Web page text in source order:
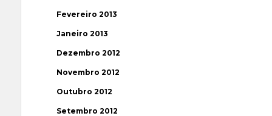
Fevereiro 2013
Janeiro 2013
Dezembro 2012
Novembro 2012
Outubro 2012
Setembro 2012